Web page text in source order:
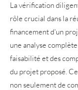
La vérification
rôle crucial dans la
financement d'un
une analyse
faisabilité et des
du projet proposé.
non seulement de